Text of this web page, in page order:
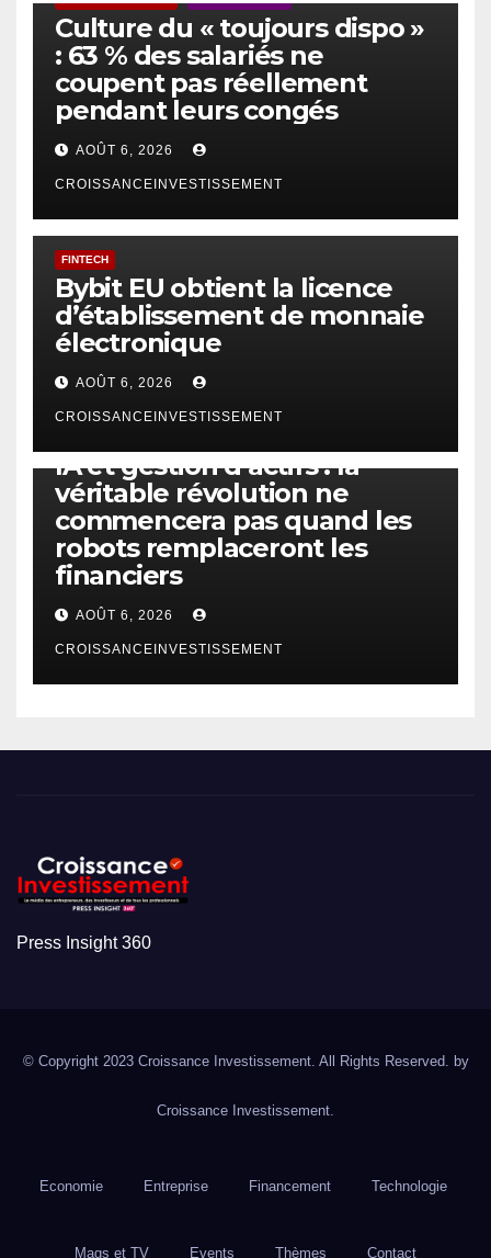
Culture du « toujours dispo »
: 63 % des salariés ne
coupent pas réellement
pendant leurs congés
AOÛT 6, 2026
CROISSANCEINVESTISSEMENT
FINTECH
Bybit EU obtient la licence
d’établissement de monnaie
électronique
AOÛT 6, 2026
CROISSANCEINVESTISSEMENT
IA et gestion d’actifs : la
véritable révolution ne
commencera pas quand les
robots remplaceront les
financiers
AOÛT 6, 2026
CROISSANCEINVESTISSEMENT
Press Insight 360
© Copyright 2023 Croissance Investissement. All Rights Reserved. by
Croissance Investissement.
Economie Entreprise Financement Technologie
Mags et TV Events Thèmes Contact